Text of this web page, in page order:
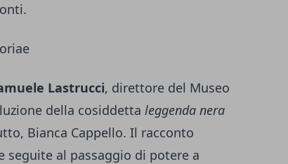
Lastrucci, direttore del Museo
della cosiddetta leggenda nera
Bianca Cappello. Il racconto
al passaggio di potere a